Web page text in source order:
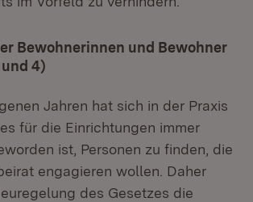
Bewohnerinnen und Bewohner
4)
Jahren hat sich in der Praxis
für die Einrichtungen immer
ist, Personen zu finden, die
engagieren wollen. Daher
des Gesetzes die